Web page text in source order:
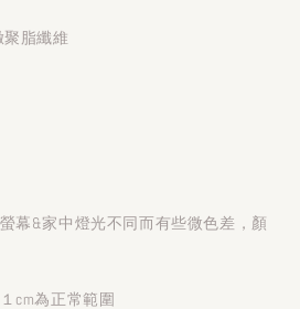
聚脂纖維
幕&家中燈光不同而有些微色差，顏
cm為正常範圍